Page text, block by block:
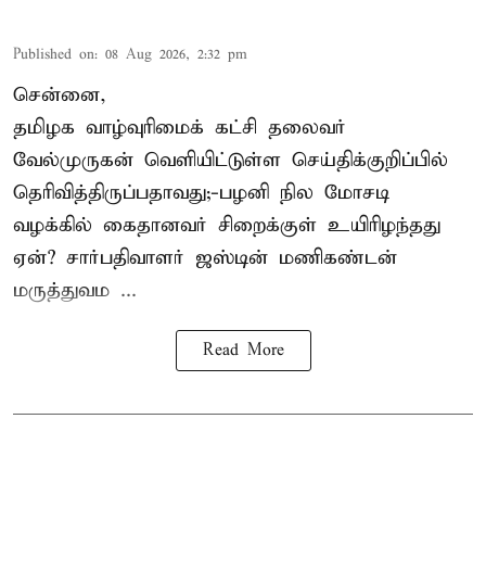
Published on: 08 Aug 2026, 2:32 pm
சென்னை,
தமிழக வாழ்வுரிமைக் கட்சி தலைவர்
வேல்முருகன் வெளியிட்டுள்ள செய்திக்குறிப்பில்
தெரிவித்திருப்பதாவது;-பழனி நில மோசடி
வழக்கில் கைதானவர் சிறைக்குள் உயிரிழந்தது
ஏன்? சார்பதிவாளர் ஜஸ்டின் மணிகண்டன்
மருத்துவம ...
Read More